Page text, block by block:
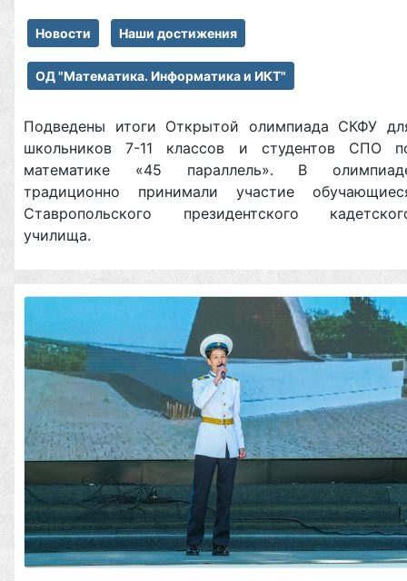
Новости Наши достижения
ОД "Математика. Информатика и ИКТ"
Подведены итоги Открытой олимпиада СКФУ
школьников 7-11 классов и студентов СПО
математике «45 параллель». В
традиционно принимали участие
Ставропольского президентского
училища.